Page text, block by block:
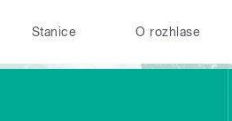
Stanice O rozhlase